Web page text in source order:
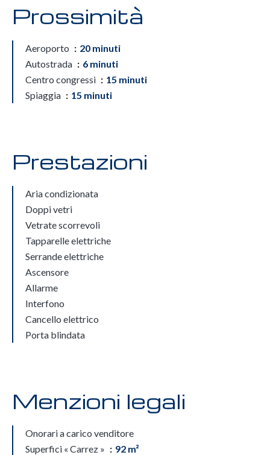
Prossimità
Aeroporto
20 minuti
Autostrada
6 minuti
Centro congressi
15 minuti
Spiaggia
15 minuti
Prestazioni
Aria condizionata
Doppi vetri
Vetrate scorrevoli
Tapparelle elettriche
Serrande elettriche
Ascensore
Allarme
Interfono
Cancello elettrico
Porta blindata
Menzioni legali
Onorari a carico venditore
Superfici « Carrez »
92 m²